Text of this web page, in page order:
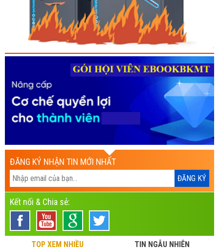
ĐĂNG KÝ NHẬN TIN MỚI NHẤT
Kết nối & Chia sẻ:
TOP XEM NHIỀU
TIN NGẪU NHIÊN